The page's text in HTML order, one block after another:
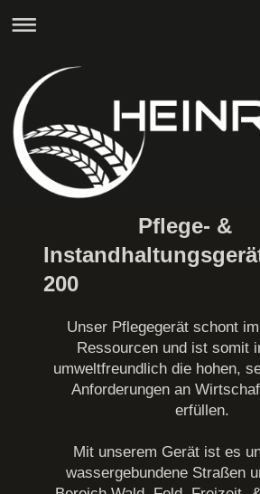
Pflege- &
200
Unser Pflegegerät schont
Ressourcen und ist somit
umweltfreundlich die hohen,
Anforderungen an
erfüllen.
Mit unserem Gerät ist es
wassergebundene Straßen